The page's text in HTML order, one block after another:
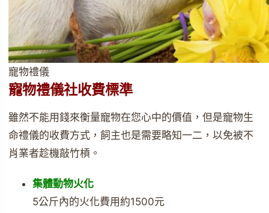
寵物禮儀
寵物禮儀社收費標準
雖然不能用錢來衡量寵物在您心中的價值，但是寵物生
命禮儀的收費方式，飼主也是需要略知一二，以免被不
肖業者趁機敲竹槓。
集體動物火化
5公斤內的火化費用約1500元